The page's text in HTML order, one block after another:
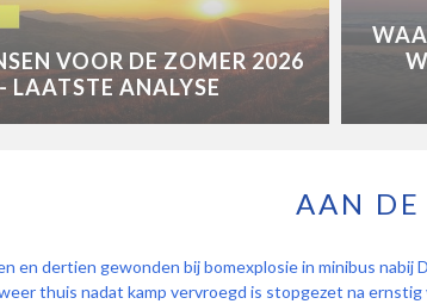
VOOR DE ZOMER 2026
- LAATSTE ANALYSE
AAN
en dertien gewonden bij bomexplosie in minibus nabij
thuis nadat kamp vervroegd is stopgezet na ernstig